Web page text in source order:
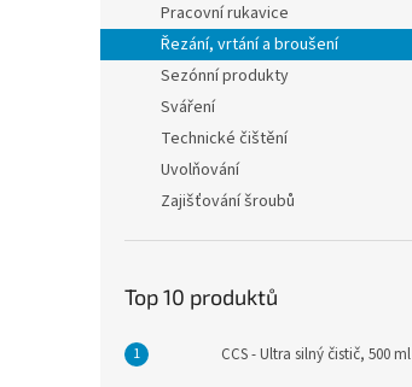
Pracovní rukavice
Řezání, vrtání a broušení
Sezónní produkty
Sváření
Technické čištění
Uvolňování
Zajišťování šroubů
Top 10 produktů
CCS - Ultra silný čistič, 500 ml